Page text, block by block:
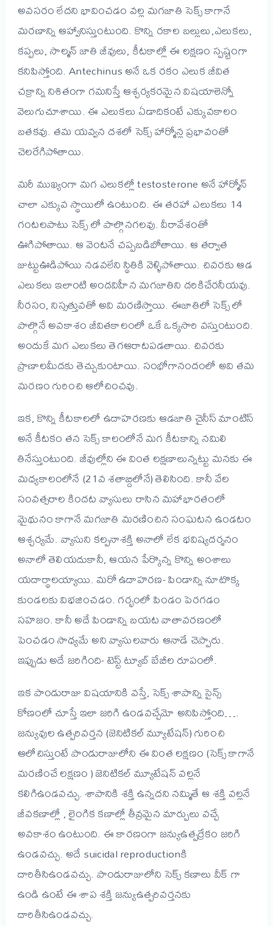
అవసరం లేదని భావించడం వల్ల మగజాతి సెక్స్ కాగానే
మరణాన్ని ఆహ్వానిస్తుంటుంది. కొన్ని రకాల బల్లులు,ఎలుకలు,
కప్పలు, సాల్మన్ జాతి జీవులు, కీటకాల్లో ఈ లక్షణం స్పష్టంగా
కనిపిస్తోంది. Antechinus అనే ఒక రకం ఎలుక జీవిత
చక్రాన్ని నిశితంగా గమనిస్తే ఆశ్చర్యకరమైన విషయాలెన్నో
వెలుగుచూశాయి. ఈ ఎలుకలు ఏడాదికంటే ఎక్కువకాలం
బతకవు. తమ యవ్వన దశలో సెక్స్ హార్మోన్ల ప్రభావంతో
చెలరేగిపోతాయి.
మరీ ముఖ్యంగా మగ ఎలుకల్లో testosterone అనే హార్మోన్
చాలా ఎక్కువ స్థాయిలో ఉంటుంది. ఈ తరహా ఎలుకలు 14
గంటలపాటు సెక్స్ లో పాల్గొనగలవు. వీరావేశంతో
ఊగిపోతాయి. ఆ వెంటనే చప్పబడిబోతాయి. ఆ తర్వాత
జుట్టుఊడిపోయి నడవలేని స్థితికి వెళ్ళిపోతాయి. చివరకు ఆడ
ఎలుకలు ఇలాంటి అందవిహీన మగజాతిని దరికిచేరనీయవు.
నీరసం, నిస్సత్తువతో అవి మరణిస్తాయి. ఈజాతిలో సెక్స్ లో
పాల్గొనే అవకాశం జీవితకాలంలో ఒకే ఒక్కసారి వస్తుంటుంది.
అందుకే మగ ఎలుకలు తెగఆరాటపడతాయి. చివరకు
ప్రాణాలమీదకు తెచ్చుకుంటాయి. సంభోగానందంలో అవి తమ
మరణం గురించి ఆలోచించవు.
ఇక, కొన్ని కీటకాలలో ఉదాహరణకు ఆడజాతి చైనీస్ మాంటిస్
అనే కీటకం తన సెక్స్ కాలంలోనే మగ కీటకాన్ని నమిలి
తినేస్తుంటుంది. జీవుల్లోని ఈ వింత లక్షణాలున్నట్టు మనకు ఈ
మధ్యకాలంలోనే (21వ శతాబ్దిలోనే) తెలిసింది. కానీ వేల
సంవత్సరాల కిందట వ్యాసులు రాసిన మహాభారతంలో
మైథునం కాగానే మగజాతి మరణించిన సంఘటన ఉండటం
ఆశ్చర్యమే. వ్యాసుని కల్పనాశక్తి అనాలో లేక భవిష్యదర్శనం
అనాలో తెలియదుకానీ, ఆయన పేర్కొన్న కొన్ని అంశాలు
యదార్థాలయ్యాయి. మరో ఉదాహరణ- పిండాన్ని నూటొక్క
కుండలకు విభజించడం. గర్భంలో పిండం పెరగడం
సహజం. కానీ అదే పిండాన్ని బయట వాతావరణంలో
పెంచడం సాధ్యమే అని వ్యాసులవారు ఆనాడే చెప్పారు.
ఇప్పుడు అదే జరిగింది- టెస్ట్ ట్యూబ్ బేబీల రూపంలో.
ఇక పాండురాజు విషయానికి వస్తే, సెక్స్ శాపాన్ని సైన్స్
కోణంలో చూస్తే ఇలా జరిగి ఉండవచ్చేమో అనిపిస్తోంది….
జన్యువుల ఉత్పరివర్తన (జెనిటికల్ మ్యూటేషన్) గురించి
ఆలోచిస్తుంటే పాండురాజులోని ఈ వింత లక్షణం (సెక్స్ కాగానే
మరణించే లక్షణం ) జెనిటికల్ మ్యూటేషన్ వల్లనే
కలిగిఉండవచ్చు. శాపానికి శక్తి ఉన్నదని నమ్మితే ఆ శక్తి వల్లనే
జీవకణాల్లో , లైంగిక కణాల్లో తీవ్రమైన మార్పులు వచ్చే
అవకాశం ఉంటుంది. ఈ కారణంగా జన్యుఉత్పర్రేకం జరిగి
ఉండవచ్చు. అదే suicidal reproductionకి
దారితీసిఉండవచ్చు. పాండురాజులోని సెక్స్ కణాలు వీక్ గా
ఉండి ఉంటే ఈ శాప శక్తి జన్యుఉత్పరివర్తనకు
దారితీసిఉండవచ్చు.